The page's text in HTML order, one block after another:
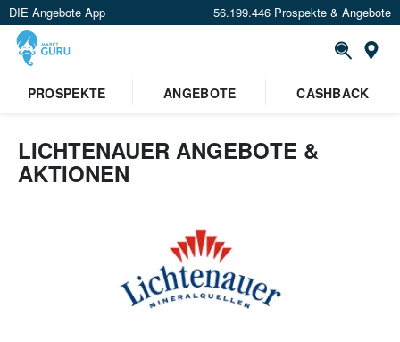
DIE Angebote App 56.199.446 Prospekte & Angebote
PROSPEKTE ANGEBOTE CASHBACK
LICHTENAUER ANGEBOTE &
AKTIONEN